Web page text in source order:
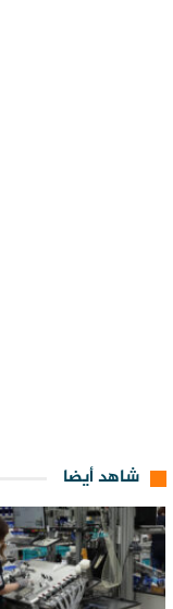
شاهد أيضا